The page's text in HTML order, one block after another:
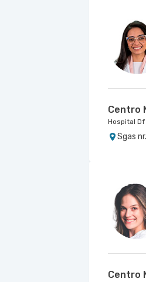
Centro
Hospital
Sgas
Centro